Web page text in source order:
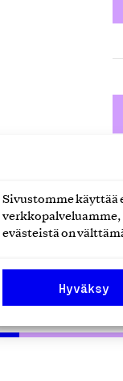
Sivustomme käyttää
verkkopalveluamme,
evästeistä on
Hyväksy